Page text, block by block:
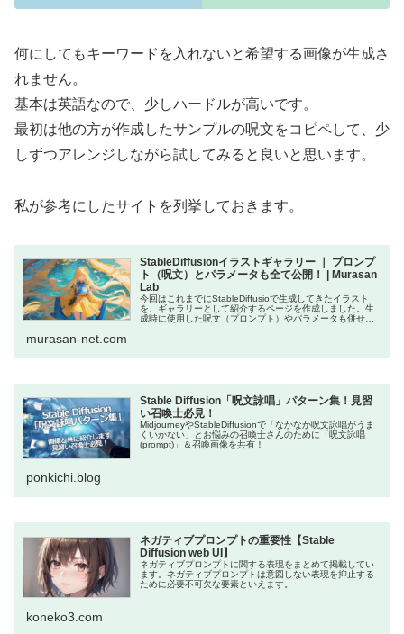
何にしてもキーワードを入れないと希望する画像が生成さ
れません。
基本は英語なので、少しハードルが高いです。
最初は他の方が作成したサンプルの呪文をコピペして、少
しずつアレンジしながら試してみると良いと思います。
私が参考にしたサイトを列挙しておきます。
StableDiffusionイラストギャラリー ｜ プロンプ
ト（呪文）とパラメータも全て公開！ | Murasan
Lab
今回はこれまでにStableDiffusioで生成してきたイラスト
を、ギャラリーとして紹介するページを作成しました。生
成時に使用した呪文（プロンプト）やパラメータも併せて
murasan-net.com
Stable Diffusion「呪文詠唱」パターン集！見習
い召喚士必見！
MidjourneyやStableDiffusionで「なかなか呪文詠唱がうま
くいかない」とお悩みの召喚士さんのために「呪文詠唱
(prompt)」＆召喚画像を共有！
ponkichi.blog
ネガティブプロンプトの重要性【Stable
Diffusion web UI】
ネガティブプロンプトに関する表現をまとめて掲載してい
ます。ネガティブプロンプトは意図しない表現を抑止する
ために必要不可欠な要素といえます。
koneko3.com